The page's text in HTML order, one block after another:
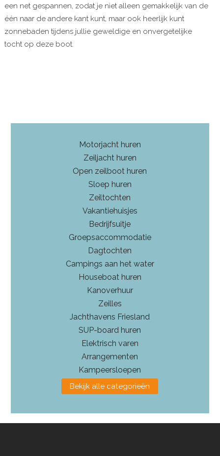
een net gespannen, zodat je niet alleen gemakkelijk van de
één naar de andere kant kunt, maar ook heerlijk kunt
zonnebaden tijdens jullie geweldige en onvergetelijke
tocht op deze boot.
Motorjacht huren
Zeiljacht huren
Open zeilboot huren
Sloep huren
Zeiltochten
Vakantiehuisjes
Bedrijfsuitje
Groepsaccommodatie
Dagtochten
Campings aan het water
Houseboat huren
Kanoverhuur
Zeilles
Jachthavens Friesland
SUP-board huren
Elektrisch varen
Arrangementen
Kampeersloepen
Bekijk alle categorieën